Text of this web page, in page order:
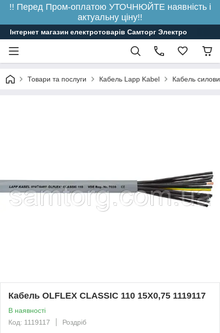
!! Перед Пром-оплатою УТОЧНЮЙТЕ наявність і
актуальну ціну!!
Інтернет магазин електротоварів Самторг Электро
Товари та послуги Кабель Lapp Kabel Кабель
Кабель OLFLEX CLASSIC 110 15X0,75 1119117
В наявності
Код: 1119117
Роздріб